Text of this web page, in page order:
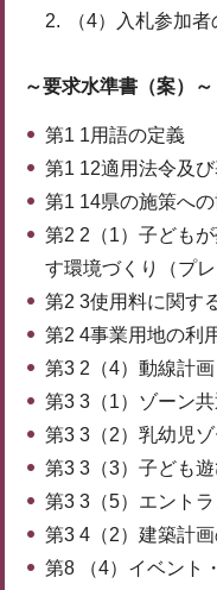
（4）入札参加
～要求水準書（案）～
第1 1用語の定義
第1 12適用法令及
第1 14県の施策へ
第2 2（1）子ども
す環境づくり（プ
第2 3使用料に関す
第2 4事業用地の利
第3 2（4）動線計画
第3 3（1）ゾーン
第3 3（2）乳幼児
第3 3（3）子ども
第3 3（5）エント
第3 4（2）建築計
第8 （4）イベント